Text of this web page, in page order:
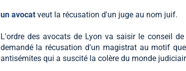
un avocat veut la récusation d'un juge au nom juif.
L'ordre des avocats de Lyon va saisir le conseil
demandé la récusation d'un magistrat au motif
antisémites qui a suscité la colère du monde